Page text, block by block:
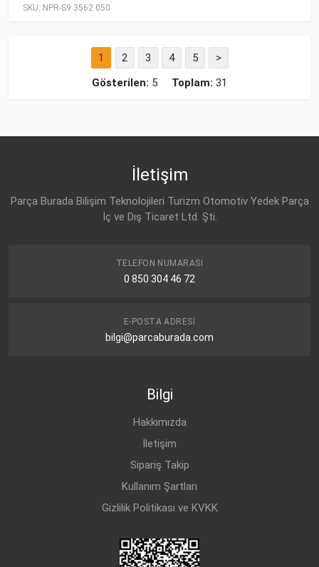
SKU: NPR-S9 3562 050
1 2 3 4 5
>
Gösterilen: 5 Toplam: 31
İletişim
Parça Burada Bilişim Teknolojileri Turizm Otomotiv Yedek Parça
İç ve Dış Ticaret Ltd. Şti.
TELEFON NUMARASI
0 850 304 46 72
E-POSTA ADRESI
bilgi@parcaburada.com
Bilgi
Hakkımızda
İletişim
Sipariş Takip
Kullanım Şartları
Gizlilik Politikası ve KVKK